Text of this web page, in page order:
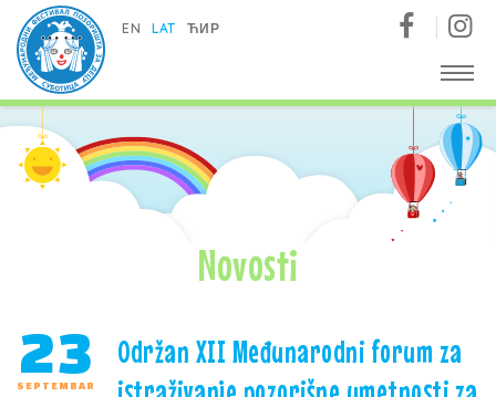
EN LAT ЋИР
Novosti
23
SEPTEMBAR
Održan XII Međunarodni forum za